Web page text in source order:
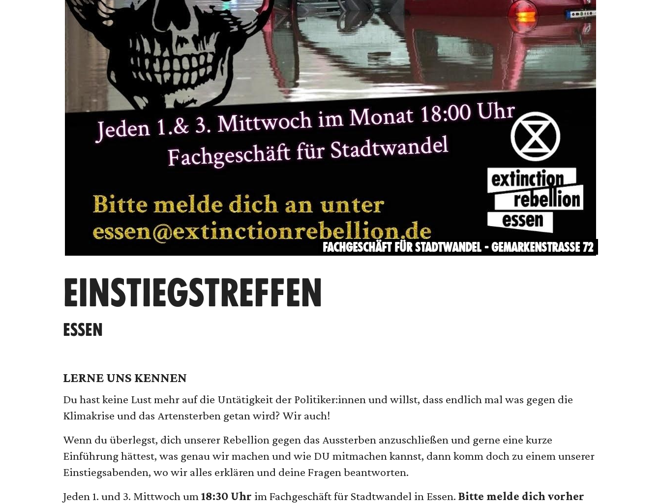
FACHGESCHÄFT FÜR STADTWANDEL - GEMARKENSTRASSE 72
EINSTIEGSTREFFEN
ESSEN
LERNE UNS KENNEN
Du hast keine Lust mehr auf die Untätigkeit der Politiker:innen und willst, dass endlich mal was gegen die
Klimakrise und das Artensterben getan wird? Wir auch!
Wenn du überlegst, dich unserer Rebellion gegen das Aussterben anzuschließen und gerne eine kurze
Einführung hättest, was genau wir machen und wie DU mitmachen kannst, dann komm doch zu einem unserer
Einstiegsabenden, wo wir alles erklären und deine Fragen beantworten.
Jeden 1. und 3. Mittwoch um 18:30 Uhr im Fachgeschäft für Stadtwandel in Essen. Bitte melde dich vorher